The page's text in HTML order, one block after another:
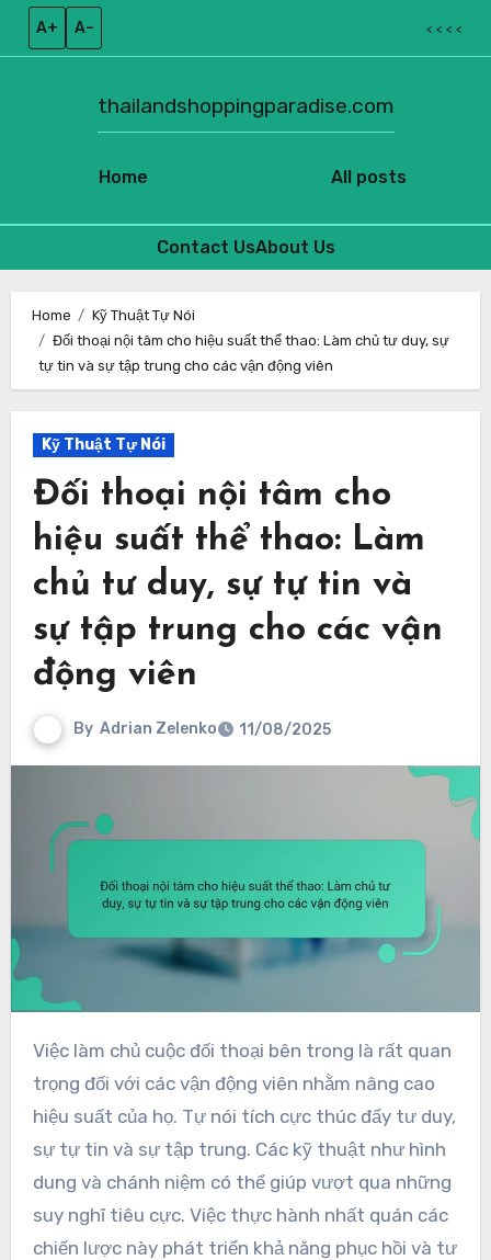
A+ A– < < < <
Home
thailandshoppingparadise.com
All posts
Contact UsAbout Us
content
Home
Kỹ Thuật Tự Nói
Đối thoại nội tâm cho hiệu suất thể thao: Làm chủ tư duy, sự
tự tin và sự tập trung cho các vận động viên
Kỹ Thuật Tự Nói
Đối thoại nội tâm cho
hiệu suất thể thao: Làm
chủ tư duy, sự tự tin và
sự tập trung cho các vận
động viên
By Adrian Zelenko 11/08/2025
Việc làm chủ cuộc đối thoại bên trong là rất quan
trọng đối với các vận động viên nhằm nâng cao
hiệu suất của họ. Tự nói tích cực thúc đẩy tư duy,
sự tự tin và sự tập trung. Các kỹ thuật như hình
dung và chánh niệm có thể giúp vượt qua những
suy nghĩ tiêu cực. Việc thực hành nhất quán các
chiến lược này phát triển khả năng phục hồi và tư